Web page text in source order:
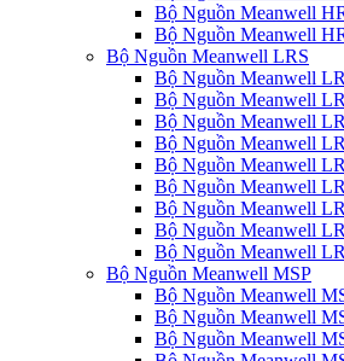
Bộ Nguồn Meanwell
Bộ Nguồn Meanwell
Bộ Nguồn Meanwell LRS
Bộ Nguồn Meanwell
Bộ Nguồn Meanwell
Bộ Nguồn Meanwell
Bộ Nguồn Meanwell
Bộ Nguồn Meanwell
Bộ Nguồn Meanwell
Bộ Nguồn Meanwell
Bộ Nguồn Meanwell
Bộ Nguồn Meanwell
Bộ Nguồn Meanwell MSP
Bộ Nguồn Meanwell
Bộ Nguồn Meanwell
Bộ Nguồn Meanwell